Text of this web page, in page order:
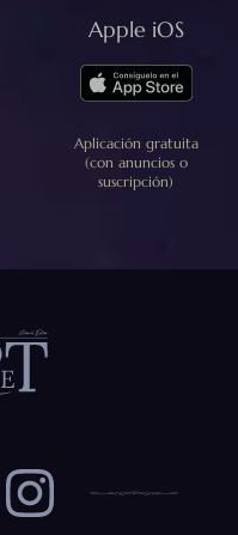
Apple iOS
Aplicación gratuita
(con anuncios o
suscripción)